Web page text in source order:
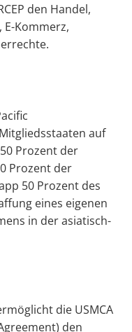
den Handel,
Kommerz,
auf
Prozent der
Prozent der
50 Prozent des
eines eigenen
in der asiatisch-
die USMCA
den